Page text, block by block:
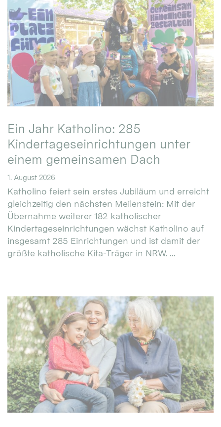
Ein Jahr Katholino: 285
Kindertageseinrichtungen unter
einem gemeinsamen Dach
1. August 2026
Katholino feiert sein erstes Jubiläum und erreicht
gleichzeitig den nächsten Meilenstein: Mit der
Übernahme weiterer 182 katholischer
Kindertageseinrichtungen wächst Katholino auf
insgesamt 285 Einrichtungen und ist damit der
größte katholische Kita-Träger in NRW. ...